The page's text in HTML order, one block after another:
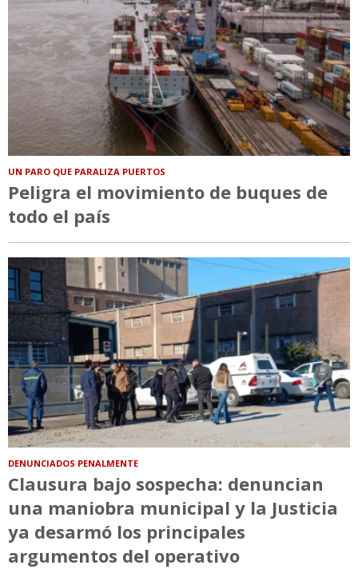
UN PARO QUE PARALIZA PUERTOS
Peligra el movimiento de buques de
todo el país
DENUNCIADOS PENALMENTE
Clausura bajo sospecha: denuncian
una maniobra municipal y la Justicia
ya desarmó los principales
argumentos del operativo